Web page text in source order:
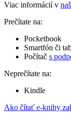
Viac informácií v
Prečítate na:
Pocketbook
Smartfón či
Počítač s
Neprečítate na:
Kindle
Ako čítať e-knihy